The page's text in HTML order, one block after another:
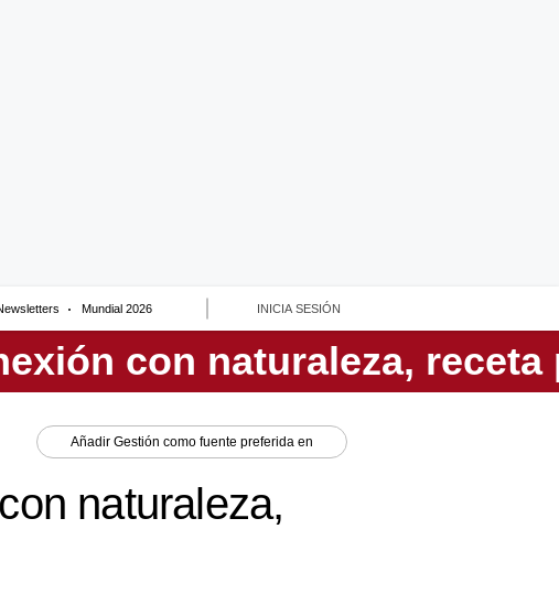
Mundial 2026 INICIA SESIÓN
Añadir Gestión como fuente preferida en
naturaleza,